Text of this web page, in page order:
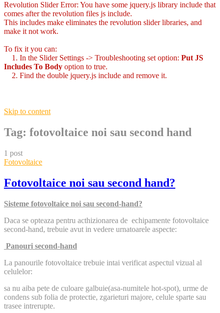
Revolution Slider Error: You have some jquery.js library include that
comes after the revolution files js include.
This includes make eliminates the revolution slider libraries, and
make it not work.
To fix it you can:
1. In the Slider Settings -> Troubleshooting set option: Put JS
Includes To Body option to true.
2. Find the double jquery.js include and remove it.
Skip to content
Tag: fotovoltaice noi sau second hand
1 post
Fotovoltaice
Fotovoltaice noi sau second hand?
Sisteme fotovoltaice noi sau second-hand?
Daca se opteaza pentru acthizionarea de echipamente fotovoltaice
second-hand, trebuie avut in vedere urnatoarele aspecte:
Panouri second-hand
La panourile fotovoltaice trebuie intai verificat aspectul vizual al
celulelor:
sa nu aiba pete de culoare galbuie(asa-numitele hot-spot), urme de
condens sub folia de protectie, zgarieturi majore, celule sparte sau
trasee intrerupte.